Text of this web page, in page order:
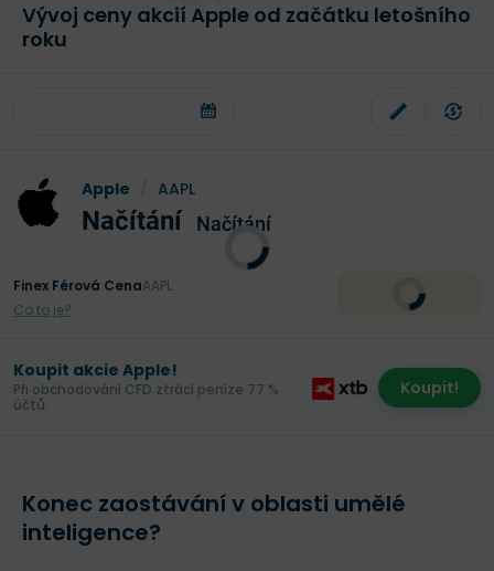
Vývoj ceny akcií Apple od začátku letošního
roku
Apple AAPL
Načítání Načítání
Finex Férová CenaAAPL
Co to je?
Koupit akcie Apple!
Při obchodování CFD ztrácí peníze 77 %
účtů.
Koupit!
Konec zaostávání v oblasti umělé
inteligence?